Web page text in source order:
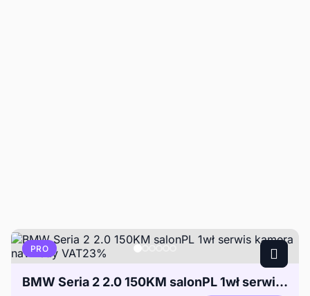
PRO
BMW Seria 2 2.0 150KM salonPL 1wł serwis kamera navi ledy VAT23%